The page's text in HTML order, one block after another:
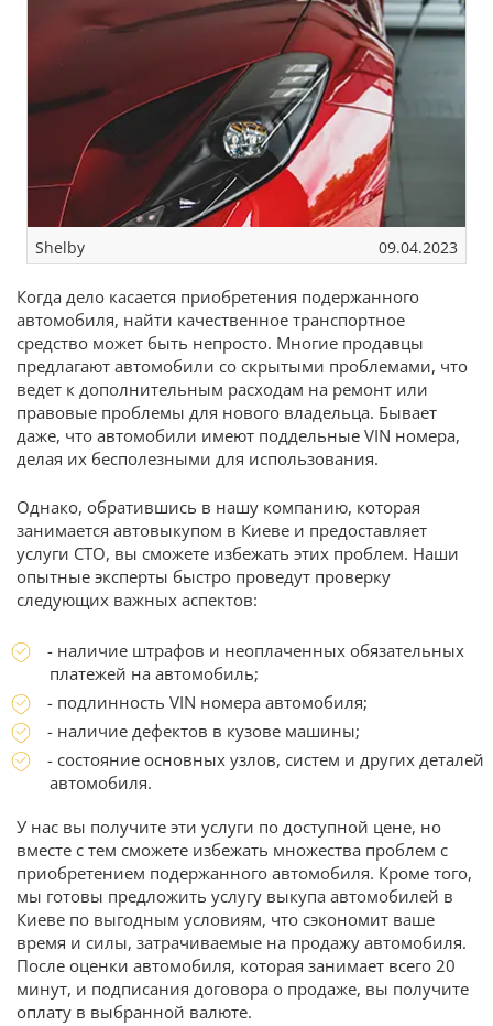
Shelby 09.04.2023
Когда дело касается приобретения подержанного
автомобиля, найти качественное транспортное
средство может быть непросто. Многие продавцы
предлагают автомобили со скрытыми проблемами, что
ведет к дополнительным расходам на ремонт или
правовые проблемы для нового владельца. Бывает
даже, что автомобили имеют поддельные VIN номера,
делая их бесполезными для использования.
Однако, обратившись в нашу компанию, которая
занимается автовыкупом в Киеве и предоставляет
услуги СТО, вы сможете избежать этих проблем. Наши
опытные эксперты быстро проведут проверку
следующих важных аспектов:
- наличие штрафов и неоплаченных обязательных
платежей на автомобиль;
- подлинность VIN номера автомобиля;
- наличие дефектов в кузове машины;
- состояние основных узлов, систем и других деталей
автомобиля.
У нас вы получите эти услуги по доступной цене, но
вместе с тем сможете избежать множества проблем с
приобретением подержанного автомобиля. Кроме того,
мы готовы предложить услугу выкупа автомобилей в
Киеве по выгодным условиям, что сэкономит ваше
время и силы, затрачиваемые на продажу автомобиля.
После оценки автомобиля, которая занимает всего 20
минут, и подписания договора о продаже, вы получите
оплату в выбранной валюте.